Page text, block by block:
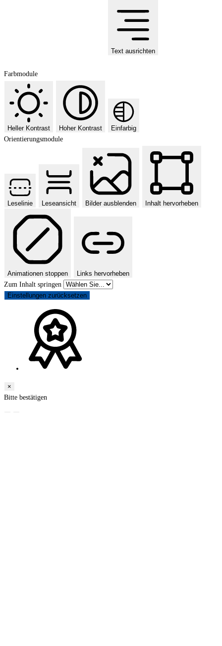
Text ausrichten
Farbmodule
Heller Kontrast Hoher Kontrast
Einfarbig
Orientierungsmodule
Leselinie Leseansicht Bilder ausblenden Inhalt hervorheben
Animationen stoppen
Links hervorheben
Zum Inhalt springen
Einstellungen zurücksetzen
×
Bitte bestätigen